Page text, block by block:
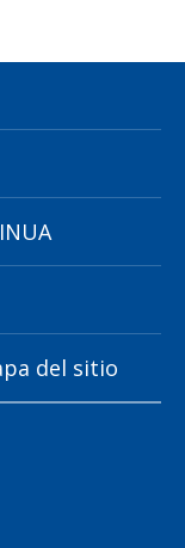
del sitio